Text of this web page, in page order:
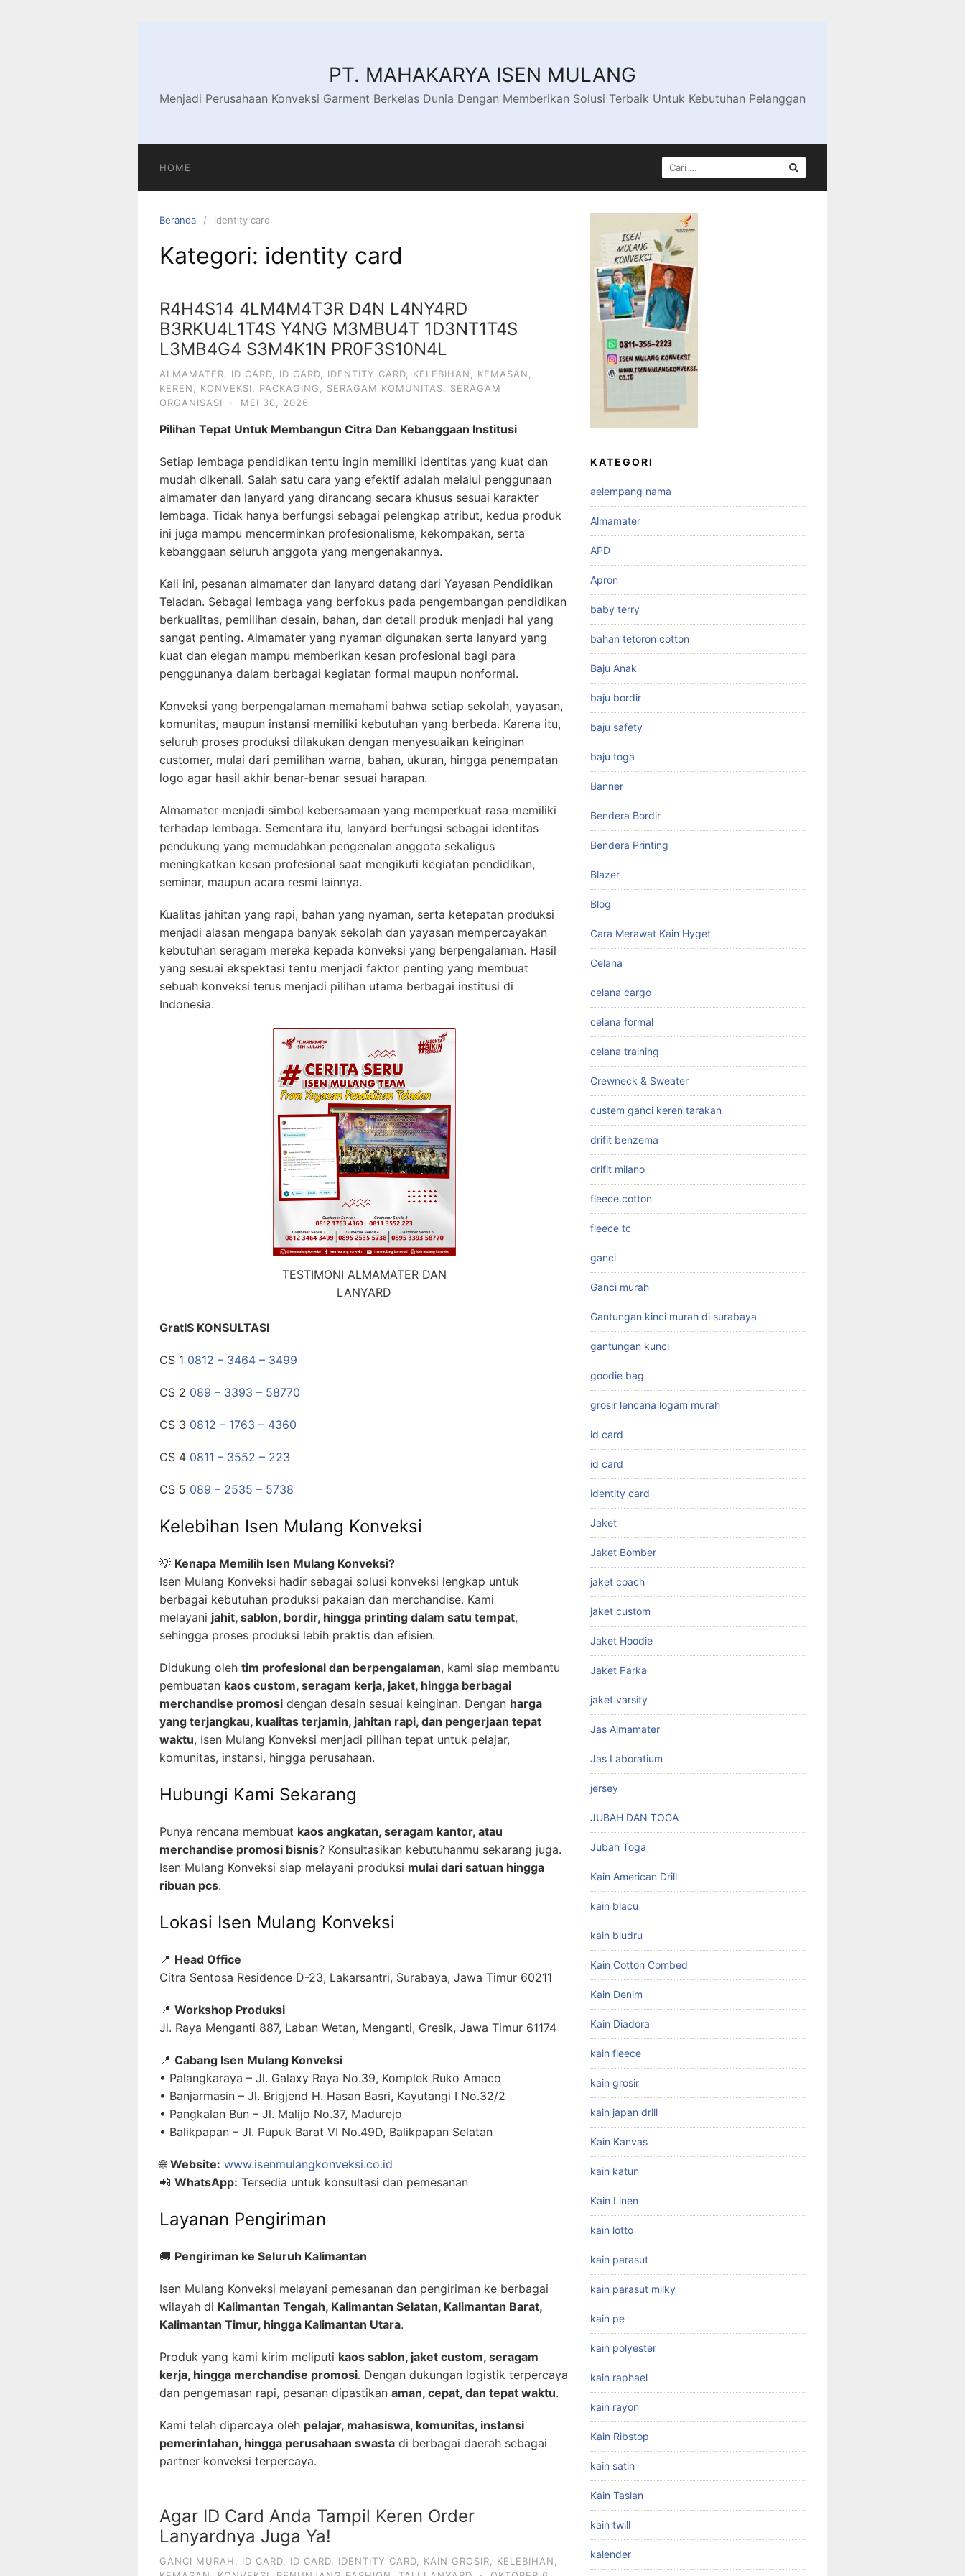
PT. MAHAKARYA ISEN MULANG
Menjadi Perusahaan Konveksi Garment Berkelas Dunia Dengan Memberikan Solusi Terbaik Untuk Kebutuhan Pelanggan
HOME
CARI
UNTUK:
Beranda identity card
Kategori: identity card
R4H4S14 4LM4M4T3R D4N L4NY4RD
B3RKU4L1T4S Y4NG M3MBU4T 1D3NT1T4S
L3MB4G4 S3M4K1N PR0F3S10N4L
ALMAMATER ID CARD ID CARD IDENTITY CARD KELEBIHAN KEMASAN
KEREN
KONVEKSI PACKAGING SERAGAM KOMUNITAS
SERAGAM
ORGANISASI
· MEI 30, 2026
Pilihan Tepat Untuk Membangun Citra Dan Kebanggaan Institusi
Setiap lembaga pendidikan tentu ingin memiliki identitas yang kuat dan
mudah dikenali. Salah satu cara yang efektif adalah melalui penggunaan
almamater dan lanyard yang dirancang secara khusus sesuai karakter
lembaga. Tidak hanya berfungsi sebagai pelengkap atribut, kedua produk
ini juga mampu mencerminkan profesionalisme, kekompakan, serta
kebanggaan seluruh anggota yang mengenakannya.
Kali ini, pesanan almamater dan lanyard datang dari Yayasan Pendidikan
Teladan. Sebagai lembaga yang berfokus pada pengembangan pendidikan
berkualitas, pemilihan desain, bahan, dan detail produk menjadi hal yang
sangat penting. Almamater yang nyaman digunakan serta lanyard yang
kuat dan elegan mampu memberikan kesan profesional bagi para
penggunanya dalam berbagai kegiatan formal maupun nonformal.
Konveksi yang berpengalaman memahami bahwa setiap sekolah, yayasan,
komunitas, maupun instansi memiliki kebutuhan yang berbeda. Karena itu,
seluruh proses produksi dilakukan dengan menyesuaikan keinginan
customer, mulai dari pemilihan warna, bahan, ukuran, hingga penempatan
logo agar hasil akhir benar-benar sesuai harapan.
Almamater menjadi simbol kebersamaan yang memperkuat rasa memiliki
terhadap lembaga. Sementara itu, lanyard berfungsi sebagai identitas
pendukung yang memudahkan pengenalan anggota sekaligus
meningkatkan kesan profesional saat mengikuti kegiatan pendidikan,
seminar, maupun acara resmi lainnya.
Kualitas jahitan yang rapi, bahan yang nyaman, serta ketepatan produksi
menjadi alasan mengapa banyak sekolah dan yayasan mempercayakan
kebutuhan seragam mereka kepada konveksi yang berpengalaman. Hasil
yang sesuai ekspektasi tentu menjadi faktor penting yang membuat
sebuah konveksi terus menjadi pilihan utama berbagai institusi di
Indonesia.
TESTIMONI ALMAMATER DAN
LANYARD
GratIS KONSULTASI
CS 1 0812 – 3464 – 3499
CS 2 089 – 3393 – 58770
CS 3 0812 – 1763 – 4360
CS 4 0811 – 3552 – 223
CS 5 089 – 2535 – 5738
Kelebihan Isen Mulang Konveksi
💡 Kenapa Memilih Isen Mulang Konveksi?
Isen Mulang Konveksi hadir sebagai solusi konveksi lengkap untuk
berbagai kebutuhan produksi pakaian dan merchandise. Kami
melayani jahit, sablon, bordir, hingga printing dalam satu tempat,
sehingga proses produksi lebih praktis dan efisien.
Didukung oleh tim profesional dan berpengalaman, kami siap membantu
pembuatan kaos custom, seragam kerja, jaket, hingga berbagai
merchandise promosi dengan desain sesuai keinginan. Dengan harga
yang terjangkau, kualitas terjamin, jahitan rapi, dan pengerjaan tepat
waktu, Isen Mulang Konveksi menjadi pilihan tepat untuk pelajar,
komunitas, instansi, hingga perusahaan.
Hubungi Kami Sekarang
Punya rencana membuat kaos angkatan, seragam kantor, atau
merchandise promosi bisnis? Konsultasikan kebutuhanmu sekarang juga.
Isen Mulang Konveksi siap melayani produksi mulai dari satuan hingga
ribuan pcs.
Lokasi Isen Mulang Konveksi
📍 Head Office
Citra Sentosa Residence D-23, Lakarsantri, Surabaya, Jawa Timur 60211
📍 Workshop Produksi
Jl. Raya Menganti 887, Laban Wetan, Menganti, Gresik, Jawa Timur 61174
📍 Cabang Isen Mulang Konveksi
• Palangkaraya – Jl. Galaxy Raya No.39, Komplek Ruko Amaco
• Banjarmasin – Jl. Brigjend H. Hasan Basri, Kayutangi I No.32/2
• Pangkalan Bun – Jl. Malijo No.37, Madurejo
• Balikpapan – Jl. Pupuk Barat VI No.49D, Balikpapan Selatan
🌐 Website: www.isenmulangkonveksi.co.id
📲 WhatsApp: Tersedia untuk konsultasi dan pemesanan
Layanan Pengiriman
🚚 Pengiriman ke Seluruh Kalimantan
Isen Mulang Konveksi melayani pemesanan dan pengiriman ke berbagai
wilayah di Kalimantan Tengah, Kalimantan Selatan, Kalimantan Barat,
Kalimantan Timur, hingga Kalimantan Utara.
Produk yang kami kirim meliputi kaos sablon, jaket custom, seragam
kerja, hingga merchandise promosi. Dengan dukungan logistik terpercaya
dan pengemasan rapi, pesanan dipastikan aman, cepat, dan tepat waktu.
Kami telah dipercaya oleh pelajar, mahasiswa, komunitas, instansi
pemerintahan, hingga perusahaan swasta di berbagai daerah sebagai
partner konveksi terpercaya.
Agar ID Card Anda Tampil Keren Order
Lanyardnya Juga Ya!
GANCI MURAH ID CARD ID CARD IDENTITY CARD KAIN GROSIR KELEBIHAN
KATEGORI
aelempang nama
Almamater
APD
Apron
baby terry
bahan tetoron cotton
Baju Anak
baju bordir
baju safety
baju toga
Banner
Bendera Bordir
Bendera Printing
Blazer
Blog
Cara Merawat Kain Hyget
Celana
celana cargo
celana formal
celana training
Crewneck & Sweater
custem ganci keren tarakan
drifit benzema
drifit milano
fleece cotton
fleece tc
ganci
Ganci murah
Gantungan kinci murah di surabaya
gantungan kunci
goodie bag
grosir lencana logam murah
id card
id card
identity card
Jaket
Jaket Bomber
jaket coach
jaket custom
Jaket Hoodie
Jaket Parka
jaket varsity
Jas Almamater
Jas Laboratium
jersey
JUBAH DAN TOGA
Jubah Toga
Kain American Drill
kain blacu
kain bludru
Kain Cotton Combed
Kain Denim
Kain Diadora
kain fleece
kain grosir
kain japan drill
Kain Kanvas
kain katun
Kain Linen
kain lotto
kain parasut
kain parasut milky
kain pe
kain polyester
kain raphael
kain rayon
Kain Ribstop
kain satin
Kain Taslan
kain twill
kalender